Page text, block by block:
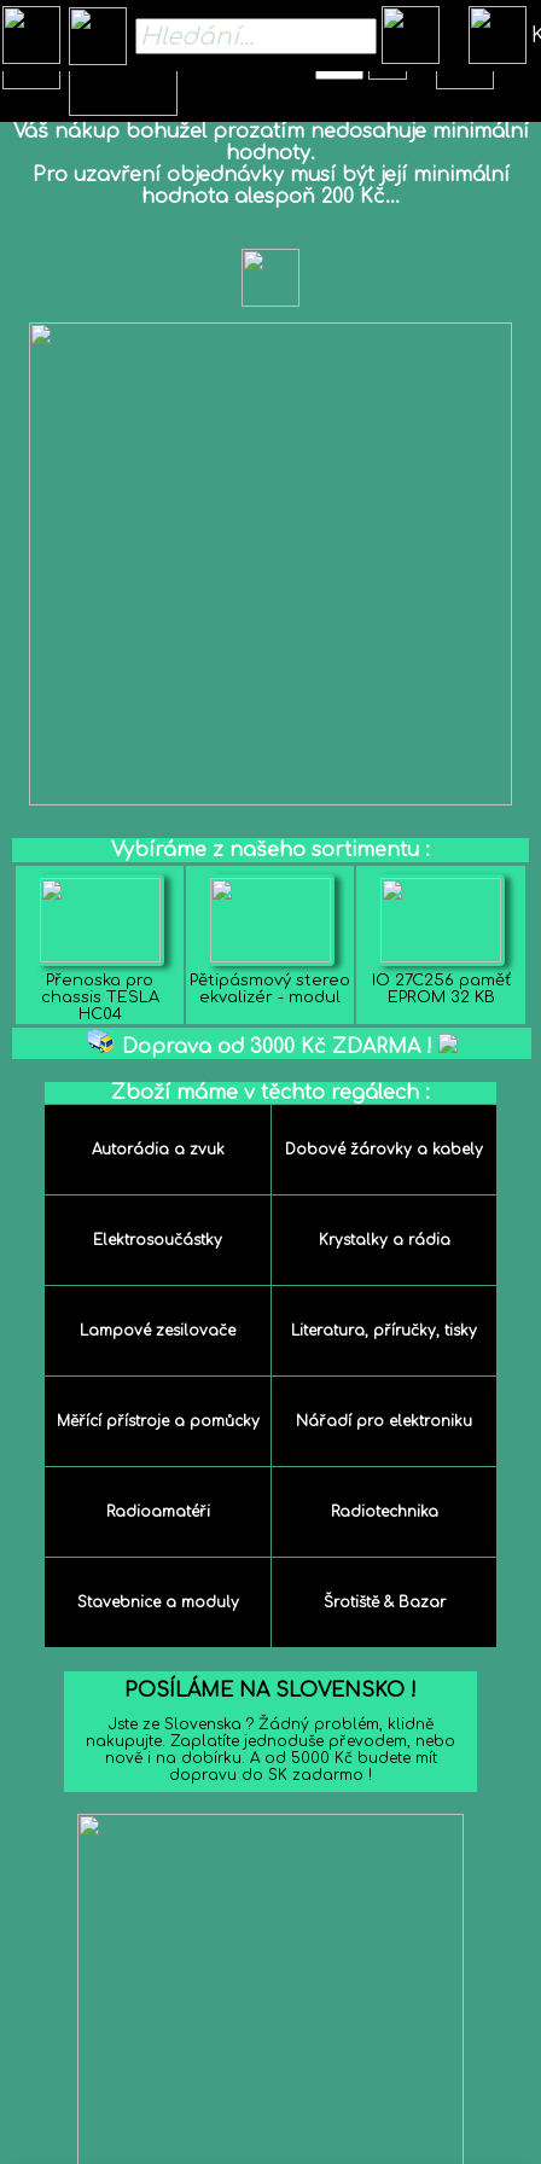
Kč
Váš nákup bohužel prozatím nedosahuje minimální
hodnoty.
Pro uzavření objednávky musí být její minimální
hodnota alespoň 200 Kč...
Vybíráme z našeho sortimentu :
Přenoska pro
chassis TESLA
HC04
Pětipásmový stereo
ekvalizér - modul
IO 27C256 paměť
EPROM 32 KB
Doprava od 3000 Kč ZDARMA !
Zboží máme v těchto regálech :
Autorádia a zvuk Dobové žárovky a kabely
Elektrosoučástky Krystalky a rádia
Lampové zesilovače Literatura, příručky, tisky
Měřící přístroje a pomůcky Nářadí pro elektroniku
Radioamatéři Radiotechnika
Stavebnice a moduly Šrotiště & Bazar
POSÍLÁME NA SLOVENSKO !
Jste ze Slovenska ? Žádný problém, klidně
nakupujte. Zaplatíte jednoduše převodem, nebo
nově i na dobírku. A od 5000 Kč budete mít
dopravu do SK zadarmo !